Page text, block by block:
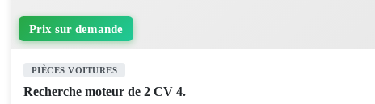
Prix sur demande
PIÈCES VOITURES
Recherche moteur de 2 CV 4.